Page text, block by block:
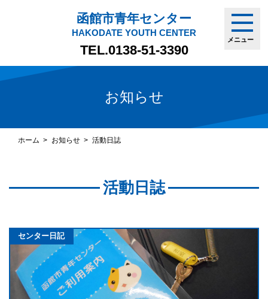
函館市青年センター
HAKODATE YOUTH CENTER
TEL.0138-51-3390
メニュー
お知らせ
ホーム お知らせ 活動日誌
活動日誌
センター日記